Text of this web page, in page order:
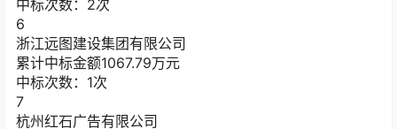
中标次数：2次
6
浙江远图建设集团有限公司
累计中标金额1067.79万元
中标次数：1次
7
杭州红石广告有限公司